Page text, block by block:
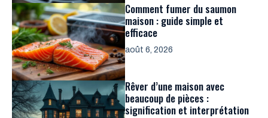
Comment fumer du saumon
maison : guide simple et
efficace
août 6, 2026
Rêver d’une maison avec
beaucoup de pièces :
signification et interprétation